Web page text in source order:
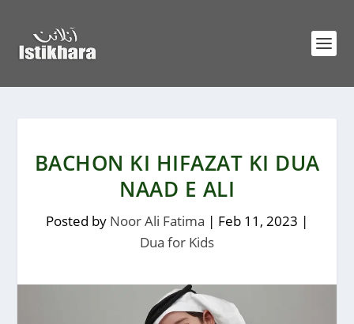
BACHON KI HIFAZAT KI DUA
NAAD E ALI
Posted by Noor Ali Fatima | Feb 11, 2023 |
Dua for Kids